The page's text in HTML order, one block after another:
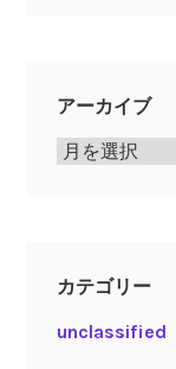
アーカイブ
ア
カテゴリー
unclassified